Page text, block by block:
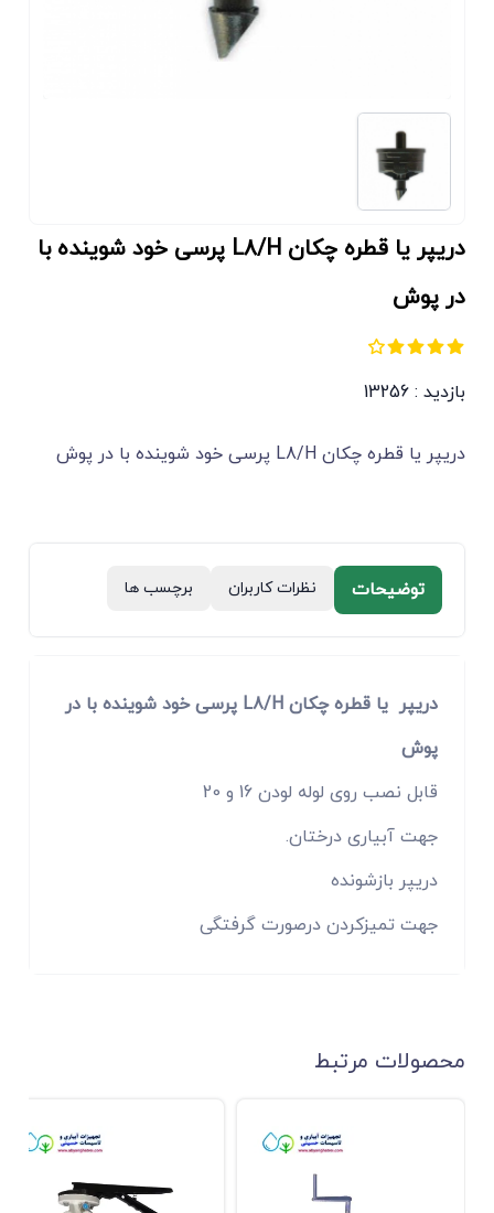
دریپر یا قطره چکان L8/H پرسی خود شوینده با
در پوش
بازدید : 13256
دریپر یا قطره چکان L8/H پرسی خود شوینده با در پوش
توضیحات نظرات کاربران برچسب ها
دریپر یا قطره چکان L8/H پرسی خود شوینده با در
پوش
قابل نصب روی لوله لودن 16 و 20
جهت آبیاری درختان.
دریپر بازشونده
جهت تمیزکردن درصورت گرفتگی
محصولات مرتبط